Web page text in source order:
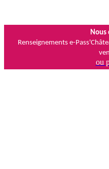
Nous
Renseignements e-
ou